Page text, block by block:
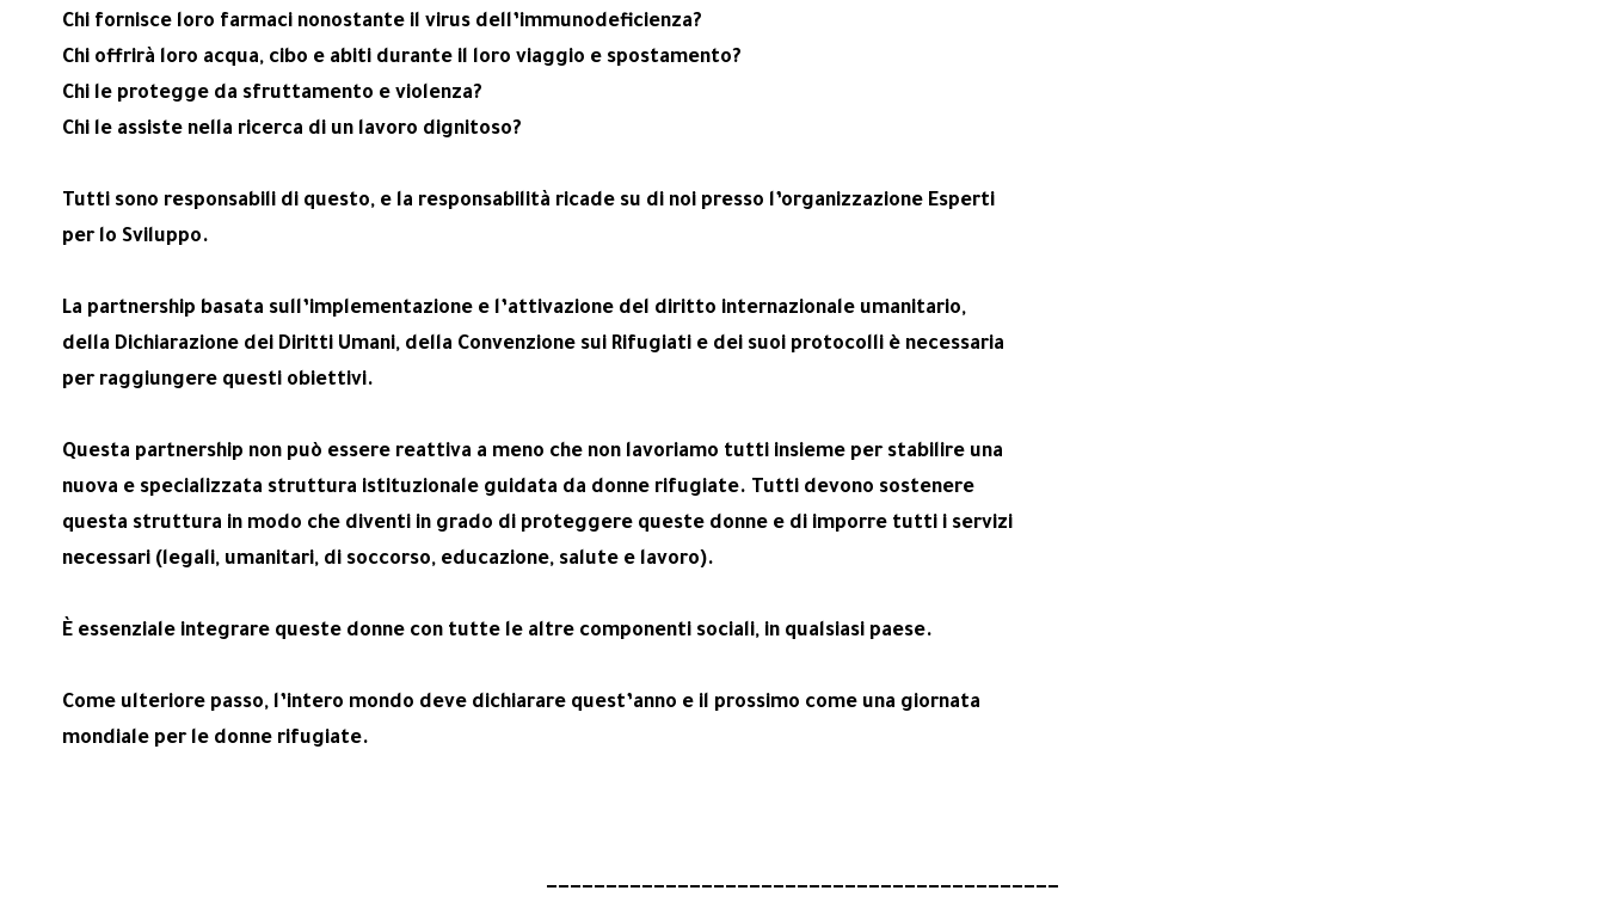
Chi fornisce loro farmaci nonostante il virus dell’immunodeficienza?
Chi offrirà loro acqua, cibo e abiti durante il loro viaggio e spostamento?
Chi le protegge da sfruttamento e violenza?
Chi le assiste nella ricerca di un lavoro dignitoso?
Tutti sono responsabili di questo, e la responsabilità ricade su di noi presso l’organizzazione Esperti
per lo Sviluppo.
La partnership basata sull’implementazione e l’attivazione del diritto internazionale umanitario,
della Dichiarazione dei Diritti Umani, della Convenzione sui Rifugiati e dei suoi protocolli è necessaria
per raggiungere questi obiettivi.
Questa partnership non può essere reattiva a meno che non lavoriamo tutti insieme per stabilire una
nuova e specializzata struttura istituzionale guidata da donne rifugiate. Tutti devono sostenere
questa struttura in modo che diventi in grado di proteggere queste donne e di imporre tutti i servizi
necessari (legali, umanitari, di soccorso, educazione, salute e lavoro).
È essenziale integrare queste donne con tutte le altre componenti sociali, in qualsiasi paese.
Come ulteriore passo, l’intero mondo deve dichiarare quest’anno e il prossimo come una giornata
mondiale per le donne rifugiate.
-------------------------------------------